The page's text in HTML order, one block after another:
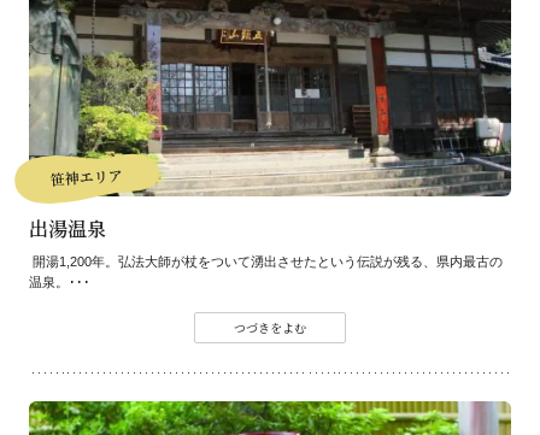
笹神エリア
出湯温泉
開湯1,200年。弘法大師が杖をついて湧出させたという伝説が残る、県内最古の
温泉。･･･
つづきをよむ